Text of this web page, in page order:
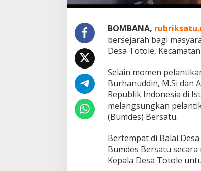
a
t
o
l
e
r
t
e
p
a
a
n
d
BOMBANA,
bersejarah bagi
Desa Totole,
Selain momen
Burhanuddin, M.Si dan
Republik Indonesia di
melangsungkan
(Bumdes) Bersatu.
Bertempat di Balai
Bumdes Bersatu
Kepala Desa Totole